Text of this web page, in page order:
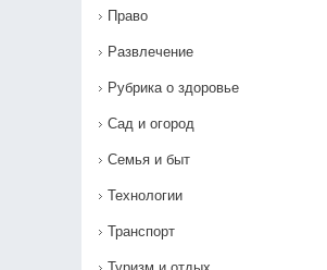
Право
Развлечение
Рубрика о здоровье
Сад и огород
Семья и быт
Технологии
Транспорт